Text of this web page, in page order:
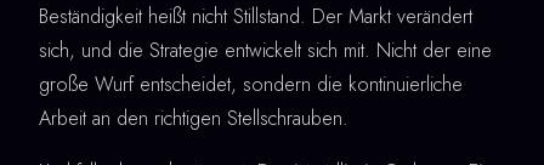
Beständigkeit heißt nicht Stillstand. Der Markt verändert
sich, und die Strategie entwickelt sich mit. Nicht der eine
große Wurf entscheidet, sondern die kontinuierliche
Arbeit an den richtigen Stellschrauben.